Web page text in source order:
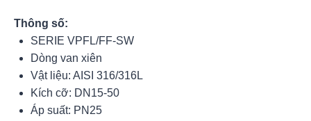
Thông số:
SERIE VPFL/FF-SW
Dòng van xiên
Vật liệu: AISI 316/316L
Kích cỡ: DN15-50
Áp suất: PN25